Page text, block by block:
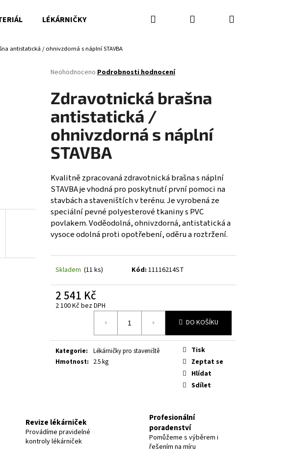
LÉKÁRNIČKY HASICÍ PŘÍSTROJE DOPLŇKY
Hledat PřihlášeníNákupní
antistatická / ohnivzdorná s náplní STAVBA
Průměrné
produktu
je
z
hvězdiček.
Neohodnoceno Podrobnosti hodnocení
Zdravotnická brašna
antistatická /
ohnivzdorná s náplní
STAVBA
Kvalitně zpracovaná zdravotnická brašna s náplní
STAVBA je vhodná pro poskytnutí první pomoci na
stavbách a staveništích v terénu. Je vyrobená ze
speciální pevné polyesterové tkaniny s PVC
povlakem. Voděodolná, ohnivzdorná, antistatická a
vysoce odolná proti opotřebení, oděru a roztržení.
Skladem (11 ks) Kód: 11116214ST
2 541 Kč
2 100 Kč bez DPH
DO KOŠÍKU
Kategorie:
Lékárničky pro staveniště
Hmotnost: 2.5 kg
Tisk
Zeptat se
Hlídat
Sdílet
Revize lékárniček
Provádíme pravidelné
kontroly lékárniček
Profesionální
poradenství
Pomůžeme s výběrem i
řešením na míru